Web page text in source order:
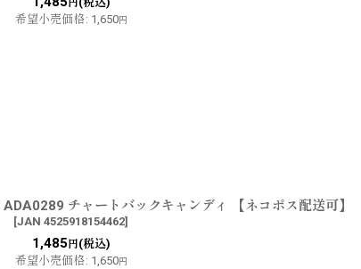
円
希望小売価格: 1,650円
チャートバックキャンディ 【ネコポス配送可】
[JAN 4525918154462]
1,485 円(税込)
希望小売価格: 1,650円